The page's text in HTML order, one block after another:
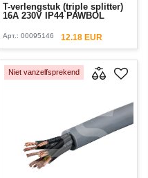
T-verlengstuk (triple splitter)
16A 230V IP44 PAWBOL
Арт.: 00095146 12.18 EUR
Niet vanzelfsprekend